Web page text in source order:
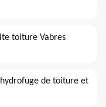
toiture Vabres
de toiture et